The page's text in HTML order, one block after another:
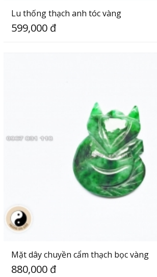
Lu thống thạch anh tóc vàng
599,000 đ
Mặt dây chuyền cẩm thạch bọc vàng
880,000 đ